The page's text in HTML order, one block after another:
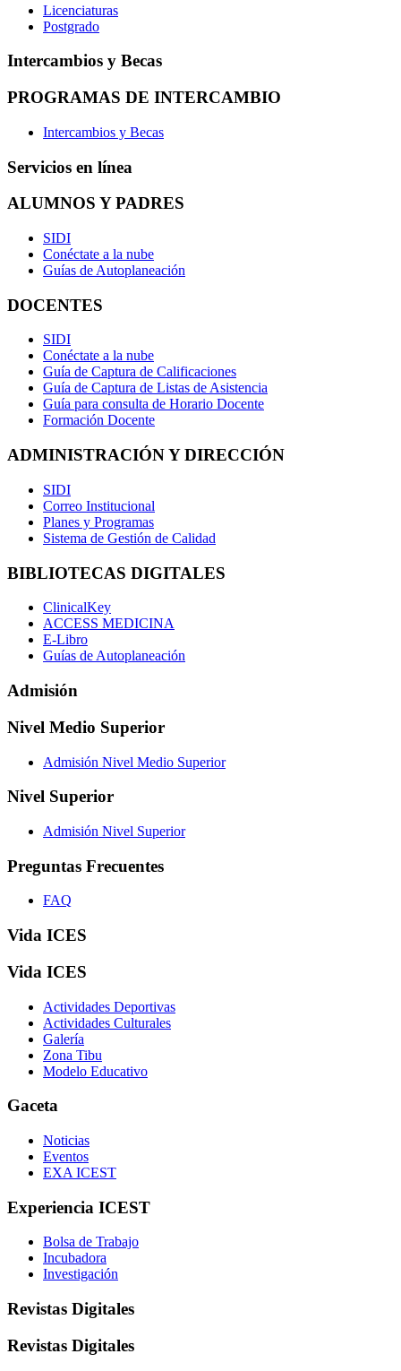
Licenciaturas
Postgrado
Intercambios y Becas
PROGRAMAS DE INTERCAMBIO
Intercambios y Becas
Servicios en línea
ALUMNOS Y PADRES
SIDI
Conéctate a la nube
Guías de Autoplaneación
DOCENTES
SIDI
Conéctate a la nube
Guía de Captura de Calificaciones
Guía de Captura de Listas de Asistencia
Guía para consulta de Horario Docente
Formación Docente
ADMINISTRACIÓN Y DIRECCIÓN
SIDI
Correo Institucional
Planes y Programas
Sistema de Gestión de Calidad
BIBLIOTECAS DIGITALES
ClinicalKey
ACCESS MEDICINA
E-Libro
Guías de Autoplaneación
Admisión
Nivel Medio Superior
Admisión Nivel Medio Superior
Nivel Superior
Admisión Nivel Superior
Preguntas Frecuentes
FAQ
Vida ICES
Vida ICES
Actividades Deportivas
Actividades Culturales
Galería
Zona Tibu
Modelo Educativo
Gaceta
Noticias
Eventos
EXA ICEST
Experiencia ICEST
Bolsa de Trabajo
Incubadora
Investigación
Revistas Digitales
Revistas Digitales